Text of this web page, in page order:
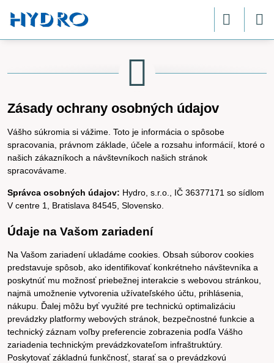
Zásady ochrany osobných údajov
Vášho súkromia si vážime. Toto je informácia o spôsobe
spracovania, právnom základe, účele a rozsahu informácií, ktoré o
našich zákazníkoch a návštevníkoch našich stránok
spracovávame.
Správca osobných údajov: Hydro, s.r.o., IČ 36377171 so sídlom
V centre 1, Bratislava 84545, Slovensko.
Údaje na Vašom zariadení
Na Vašom zariadení ukladáme cookies. Obsah súborov cookies
predstavuje spôsob, ako identifikovať konkrétneho návštevníka a
poskytnúť mu možnosť priebežnej interakcie s webovou stránkou,
najmä umožnenie vytvorenia užívateľského účtu, prihlásenia,
nákupu. Ďalej môžu byť využité pre technickú optimalizáciu
prevádzky platformy webových stránok, bezpečnostné funkcie a
technický záznam voľby preferencie zobrazenia podľa Vášho
zariadenia technickým prevádzkovateľom infraštruktúry.
Poskytovať základnú funkčnosť, starať sa o prevádzkovú